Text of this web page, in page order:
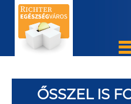
ŐSSZEL IS